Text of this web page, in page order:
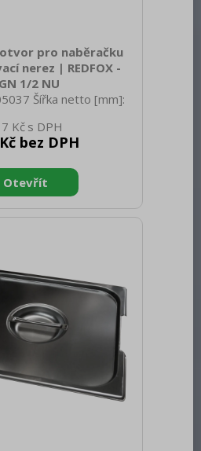
pro naběračku
nerez | REDFOX -
1/2 NU
Šířka netto [mm]:
Hmotnost netto [kg]:
[mm]: 550 Hloubka
brutto [kg]: 0.70
Ne Úchyty: Ano
Nerezové Velikost
Kč
bez DPH